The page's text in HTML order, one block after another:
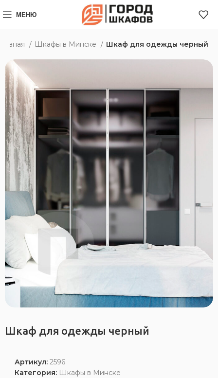
МЕНЮ
Шкафы в Минске Шкаф для одежды черный
Шкаф для одежды черный
Артикул:2596
Категория: Шкафы в Минске